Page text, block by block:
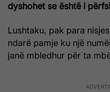
dyshohet se është i
Lushtaku, pak para
ndarë pamje ku një
janë mbledhur për ta